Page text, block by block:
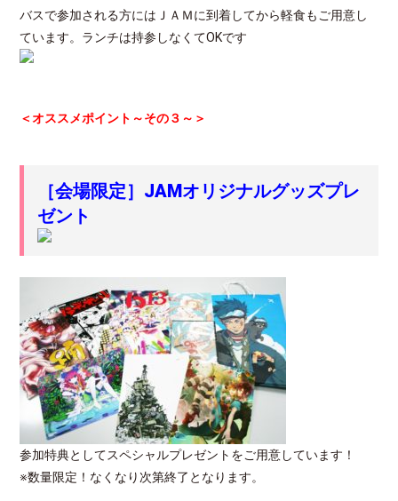
バスで参加される方にはＪＡＭに到着してから軽食もご用意し
ています。ランチは持参しなくてOKです
＜オススメポイント～その３～＞
［会場限定］JAMオリジナルグッズプレ
ゼント
参加特典としてスペシャルプレゼントをご用意しています！
※数量限定！なくなり次第終了となります。